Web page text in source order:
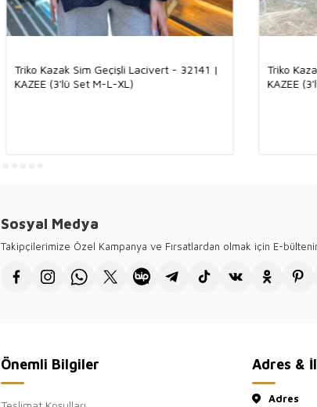
Tüm ödeme sistemleri ile çalışmaktayız; Western Union, U
Gram, Ria gibi tüm ödeme sistemleri ile
Ürün üzerindeki Kazee logolu aksesuar altın
Triko Kazak Sim Geçişli Lacivert - 32141 |
KAZEE (3'lü Set M-L-XL)
Triko
KAZEE
Sosyal Medya
Takipçilerimize Özel Kampanya ve Fırsatlardan olmak için E-
Önemli Bilgiler Adres &
Adres